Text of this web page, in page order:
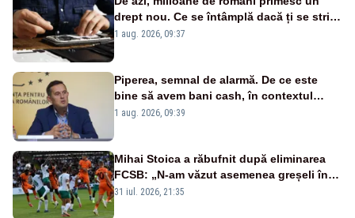
drept nou. Ce se întâmplă dacă ți se strică
un produs
1 aug. 2026, 09:37
Piperea, semnal de alarmă. De ce este
bine să avem bani cash, în contextul
alertei energetice?
1 aug. 2026, 09:39
Mihai Stoica a răbufnit după eliminarea
FCSB: „N-am văzut asemenea greșeli în
190 de meciuri europene”
31 iul. 2026, 21:35